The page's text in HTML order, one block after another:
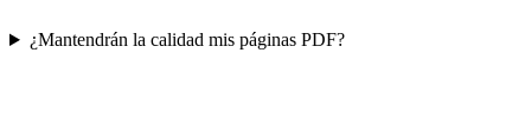
¿Mantendrán la calidad mis páginas PDF?